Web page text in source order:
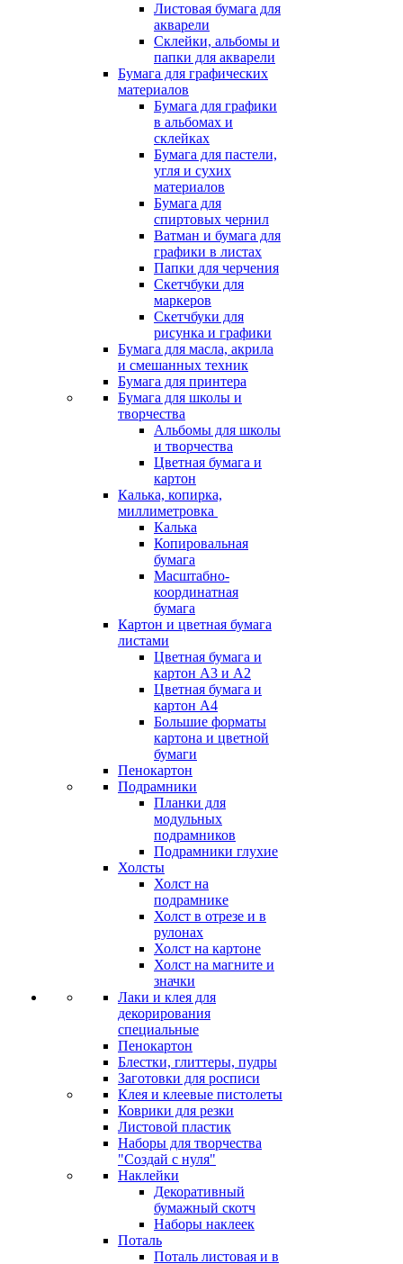
Листовая бумага для
акварели
Склейки, альбомы и
папки для акварели
Бумага для графических
материалов
Бумага для графики
в альбомах и
склейках
Бумага для пастели,
угля и сухих
материалов
Бумага для
спиртовых чернил
Ватман и бумага для
графики в листах
Папки для черчения
Скетчбуки для
маркеров
Скетчбуки для
рисунка и графики
Бумага для масла, акрила
и смешанных техник
Бумага для принтера
Бумага для школы и
творчества
Альбомы для школы
и творчества
Цветная бумага и
картон
Калька, копирка,
миллиметровка
Калька
Копировальная
бумага
Масштабно-
координатная
бумага
Картон и цветная бумага
листами
Цветная бумага и
картон А3 и А2
Цветная бумага и
картон А4
Большие форматы
картона и цветной
бумаги
Пенокартон
Подрамники
Планки для
модульных
подрамников
Подрамники глухие
Холсты
Холст на
подрамнике
Холст в отрезе и в
рулонах
Холст на картоне
Холст на магните и
значки
Лаки и клея для
декорирования
специальные
Пенокартон
Блестки, глиттеры, пудры
Заготовки для росписи
Клея и клеевые пистолеты
Коврики для резки
Листовой пластик
Наборы для творчества
"Создай с нуля"
Наклейки
Декоративный
бумажный скотч
Наборы наклеек
Поталь
Поталь листовая и в